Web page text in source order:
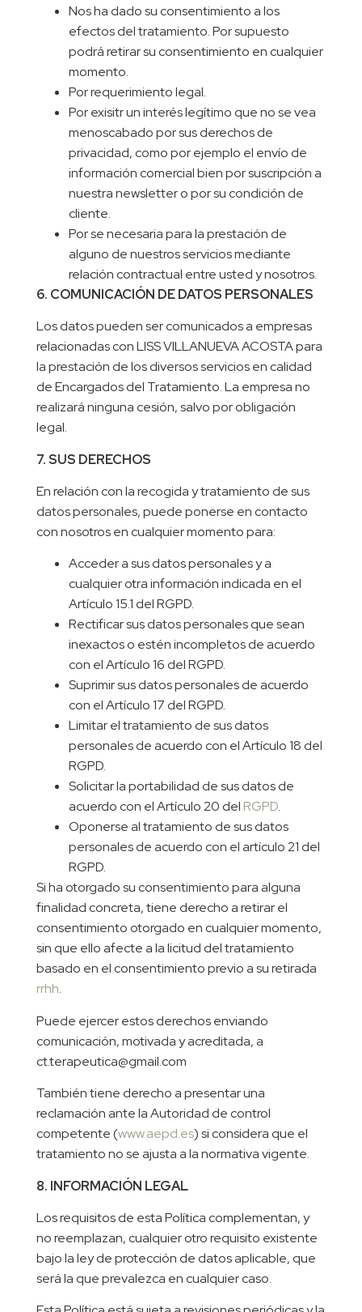
Nos ha dado su consentimiento a los
efectos del tratamiento. Por supuesto
podrá retirar su consentimiento en cualquier
momento.
Por requerimiento legal.
Por exisitr un interés legítimo que no se vea
menoscabado por sus derechos de
privacidad, como por ejemplo el envío de
información comercial bien por suscripción a
nuestra newsletter o por su condición de
cliente.
Por se necesaria para la prestación de
alguno de nuestros servicios mediante
relación contractual entre usted y nosotros.
6. COMUNICACIÓN DE DATOS PERSONALES
Los datos pueden ser comunicados a empresas
relacionadas con LISS VILLANUEVA ACOSTA para
la prestación de los diversos servicios en calidad
de Encargados del Tratamiento. La empresa no
realizará ninguna cesión, salvo por obligación
legal.
7. SUS DERECHOS
En relación con la recogida y tratamiento de sus
datos personales, puede ponerse en contacto
con nosotros en cualquier momento para:
Acceder a sus datos personales y a
cualquier otra información indicada en el
Artículo 15.1 del RGPD.
Rectificar sus datos personales que sean
inexactos o estén incompletos de acuerdo
con el Artículo 16 del RGPD.
Suprimir sus datos personales de acuerdo
con el Artículo 17 del RGPD.
Limitar el tratamiento de sus datos
personales de acuerdo con el Artículo 18 del
RGPD.
Solicitar la portabilidad de sus datos de
acuerdo con el Artículo 20 del RGPD.
Oponerse al tratamiento de sus datos
personales de acuerdo con el artículo 21 del
RGPD.
Si ha otorgado su consentimiento para alguna
finalidad concreta, tiene derecho a retirar el
consentimiento otorgado en cualquier momento,
sin que ello afecte a la licitud del tratamiento
basado en el consentimiento previo a su retirada
rrhh.
Puede ejercer estos derechos enviando
comunicación, motivada y acreditada, a
ct.terapeutica@gmail.com
También tiene derecho a presentar una
reclamación ante la Autoridad de control
competente (www.aepd.es) si considera que el
tratamiento no se ajusta a la normativa vigente.
8. INFORMACIÓN LEGAL
Los requisitos de esta Política complementan, y
no reemplazan, cualquier otro requisito existente
bajo la ley de protección de datos aplicable, que
será la que prevalezca en cualquier caso.